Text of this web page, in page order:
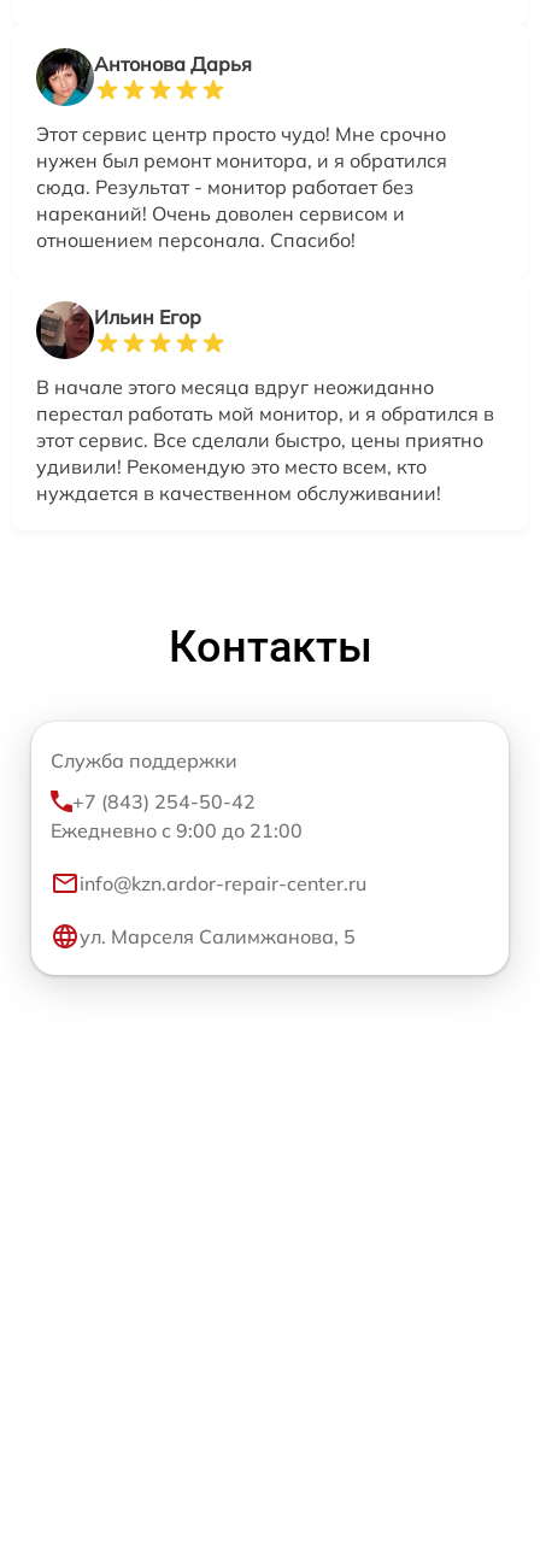
Антонова Дарья
Этот сервис центр просто чудо! Мне срочно
нужен был ремонт монитора, и я обратился
сюда. Результат - монитор работает без
нареканий! Очень доволен сервисом и
отношением персонала. Спасибо!
Ильин Егор
В начале этого месяца вдруг неожиданно
перестал работать мой монитор, и я обратился в
этот сервис. Все сделали быстро, цены приятно
удивили! Рекомендую это место всем, кто
нуждается в качественном обслуживании!
Контакты
Служба поддержки
+7 (843) 254-50-42
Ежедневно с 9:00 до 21:00
info@kzn.ardor-repair-center.ru
ул. Марселя Салимжанова, 5